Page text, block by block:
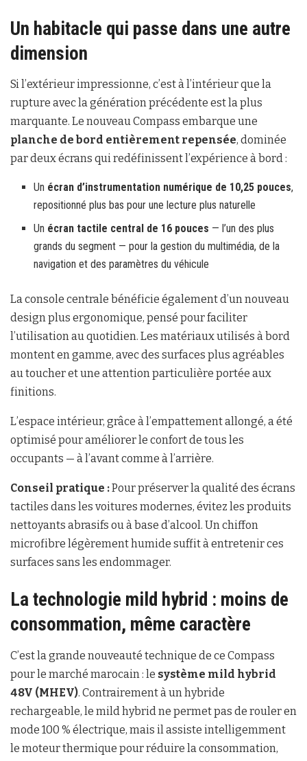
Un habitacle qui passe dans une autre
dimension
Si l’extérieur impressionne, c’est à l’intérieur que la
rupture avec la génération précédente est la plus
marquante. Le nouveau Compass embarque une
planche de bord entièrement repensée, dominée
par deux écrans qui redéfinissent l’expérience à bord :
Un écran d’instrumentation numérique de 10,25 pouces,
repositionné plus bas pour une lecture plus naturelle
Un écran tactile central de 16 pouces — l’un des plus
grands du segment — pour la gestion du multimédia, de la
navigation et des paramètres du véhicule
La console centrale bénéficie également d’un nouveau
design plus ergonomique, pensé pour faciliter
l’utilisation au quotidien. Les matériaux utilisés à bord
montent en gamme, avec des surfaces plus agréables
au toucher et une attention particulière portée aux
finitions.
L’espace intérieur, grâce à l’empattement allongé, a été
optimisé pour améliorer le confort de tous les
occupants — à l’avant comme à l’arrière.
Conseil pratique :Pour préserver la qualité des écrans
tactiles dans les voitures modernes, évitez les produits
nettoyants abrasifs ou à base d’alcool. Un chiffon
microfibre légèrement humide suffit à entretenir ces
surfaces sans les endommager.
La technologie mild hybrid : moins de
consommation, même caractère
C’est la grande nouveauté technique de ce Compass
pour le marché marocain : le système mild hybrid
48V (MHEV). Contrairement à un hybride
rechargeable, le mild hybrid ne permet pas de rouler en
mode 100 % électrique, mais il assiste intelligemment
le moteur thermique pour réduire la consommation,